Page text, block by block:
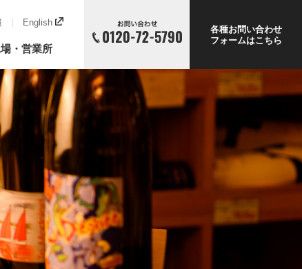
English
・営業所
各種お問い合わせ
フォームはこちら